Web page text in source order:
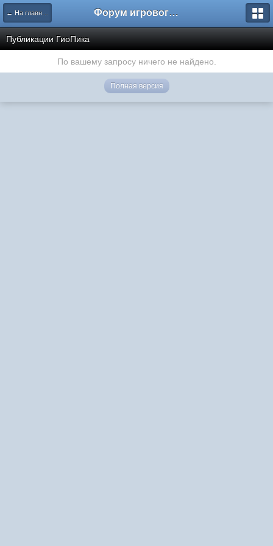
← На главную Форум игрового проекта Riverrise
Публикации ГиоПика
По вашему запросу ничего не найдено.
Полная версия